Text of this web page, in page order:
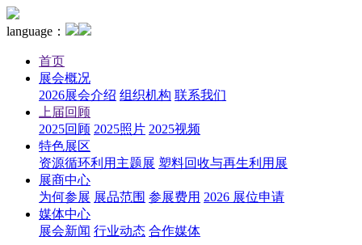
language：
首页
展会概况
2026展会介绍 组织机构 联系我们
上届回顾
2025回顾 2025照片 2025视频
特色展区
资源循环利用主题展 塑料回收与再生利用展
展商中心
为何参展 展品范围 参展费用 2026 展位申请
媒体中心
展会新闻 行业动态 合作媒体